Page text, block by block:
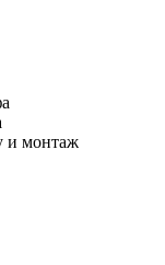
и монтаж